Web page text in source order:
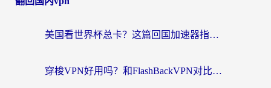
美国看世界杯总卡？这篇回国加速器指南帮你无缝刷国内资源（附苹果手机VPN设置步骤）
穿梭VPN好用吗？和FlashBackVPN对比哪个回国效果更好？